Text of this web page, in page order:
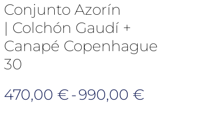
Conjunto Azorín
| Colchón Gaudí +
Canapé Copenhague
30
470,00 €-990,00 €